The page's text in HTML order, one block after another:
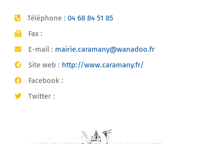
Téléphone : 04 68 84 51 85
Fax :
E-mail : mairie.caramany@wanadoo.fr
Site web : http://www.caramany.fr/
Facebook :
Twitter :